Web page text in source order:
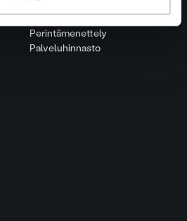
MyRopo
Perintämenettely
Palveluhinnasto